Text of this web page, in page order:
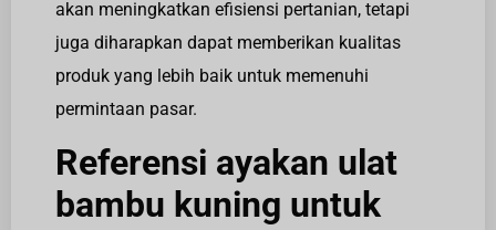
akan meningkatkan efisiensi pertanian, tetapi
juga diharapkan dapat memberikan kualitas
produk yang lebih baik untuk memenuhi
permintaan pasar.
Referensi ayakan ulat
bambu kuning untuk